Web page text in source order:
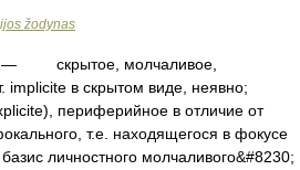
žodynas
— скрытое, молчаливое,
implicite в скрытом виде, неявно;
периферийное в отличие от
т.е. находящегося в фокусе
личностного молчаливого&#8230;